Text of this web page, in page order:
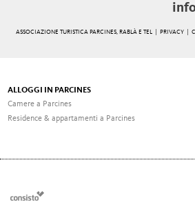
ASSOCIAZIONE TURISTICA PARCINES, RABLÀ E TEL | PRIVACY|
ALLOGGI IN PARCINES
Camere a Parcines
Residence & appartamenti a Parcines